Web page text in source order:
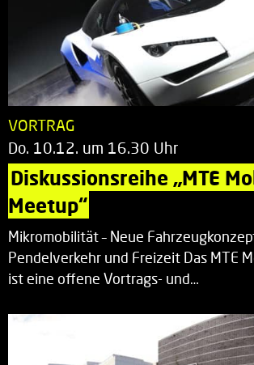
VORTRAG
Do. 10.12. um 16.30 Uhr
Diskussionsreihe „MTE
Meetup“
Mikromobilität – Neue
Pendelverkehr und Freizeit Das MTE
ist eine offene Vortrags- und…